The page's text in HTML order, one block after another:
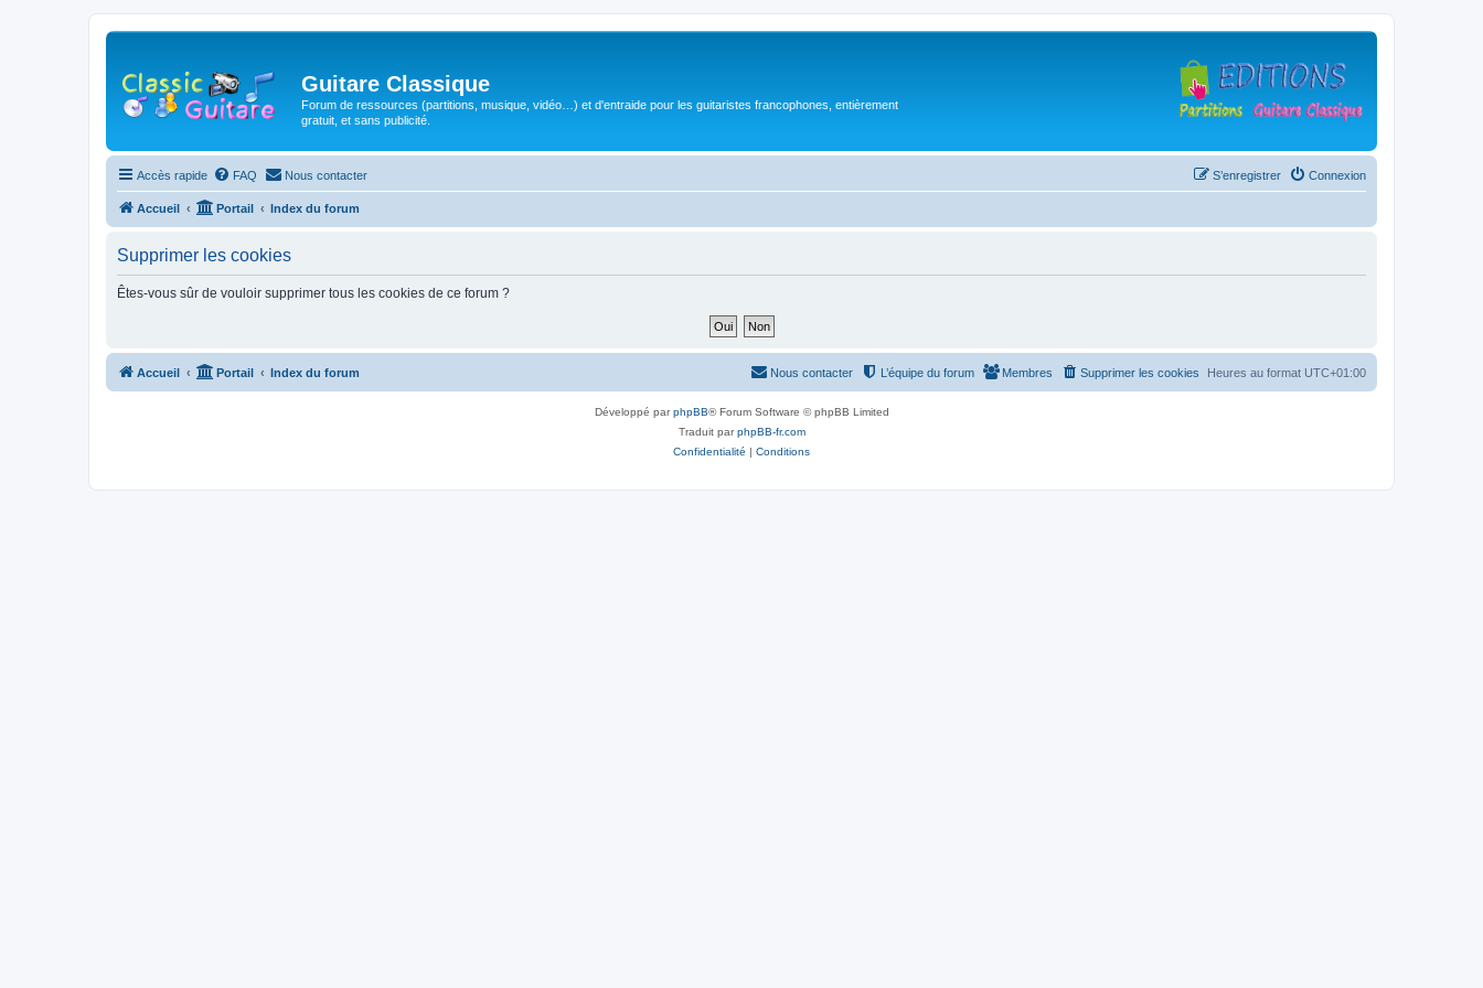
Guitare Classique
Forum de ressources (partitions, musique, vidéo…) et d'entraide pour les guitaristes francophones, entièrement
gratuit, et sans publicité.
Accès rapide FAQ Nous contacter Connexion
S’enregistrer
Accueil Portail Index du forum
Supprimer les cookies
Êtes-vous sûr de vouloir supprimer tous les cookies de ce forum ?
Accueil Portail Index du forum Heures au format UTC+01:00
Supprimer les cookies
Membres
L’équipe du forum
Nous contacter
Développé parphpBB® Forum Software © phpBB Limited
Traduit parphpBB-fr.com
Confidentialité | Conditions